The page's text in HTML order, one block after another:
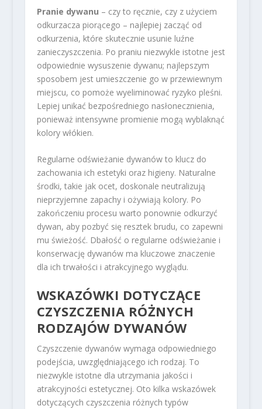
Pranie dywanu – czy to ręcznie, czy z użyciem
odkurzacza piorącego – najlepiej zacząć od
odkurzenia, które skutecznie usunie luźne
zanieczyszczenia. Po praniu niezwykle istotne jest
odpowiednie wysuszenie dywanu; najlepszym
sposobem jest umieszczenie go w przewiewnym
miejscu, co pomoże wyeliminować ryzyko pleśni.
Lepiej unikać bezpośredniego nasłonecznienia,
ponieważ intensywne promienie mogą wyblaknąć
kolory włókien.
Regularne odświeżanie dywanów to klucz do
zachowania ich estetyki oraz higieny. Naturalne
środki, takie jak ocet, doskonale neutralizują
nieprzyjemne zapachy i ożywiają kolory. Po
zakończeniu procesu warto ponownie odkurzyć
dywan, aby pozbyć się resztek brudu, co zapewni
mu świeżość. Dbałość o regularne odświeżanie i
konserwację dywanów ma kluczowe znaczenie
dla ich trwałości i atrakcyjnego wyglądu.
WSKAZÓWKI DOTYCZĄCE
CZYSZCZENIA RÓŻNYCH
RODZAJÓW DYWANÓW
Czyszczenie dywanów wymaga odpowiedniego
podejścia, uwzględniającego ich rodzaj. To
niezwykle istotne dla utrzymania jakości i
atrakcyjności estetycznej. Oto kilka wskazówek
dotyczących czyszczenia różnych typów